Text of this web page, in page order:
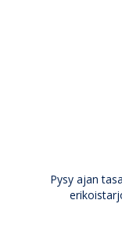
Pysy ajan